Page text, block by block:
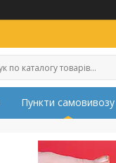
Пункти самовивозу